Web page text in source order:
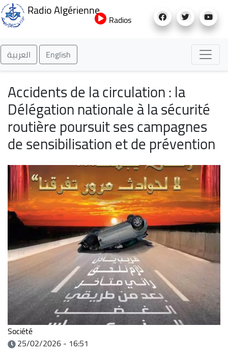
au
Radio Algérienne
Radios
العربية English
Accidents de la circulation : la
Délégation nationale à la sécurité
routière poursuit ses campagnes
de sensibilisation et de prévention
Société
25/02/2026 - 16:51